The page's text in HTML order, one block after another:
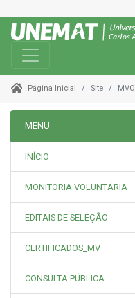
Toggle navigation
Página Inicial Site MVO
MENU
INÍCIO
MONITORIA VOLUNTÁRIA
EDITAIS DE SELEÇÃO
CERTIFICADOS_MV
CONSULTA PÚBLICA